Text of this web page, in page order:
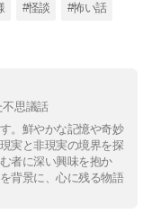
#怪談 #怖い話
不思議話
。鮮やかな記憶や奇妙
実と非現実の境界を探
者に深い興味を抱か
背景に、心に残る物語